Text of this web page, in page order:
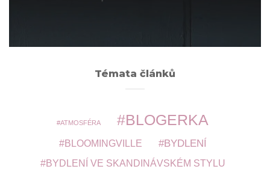
Témata článků
ATMOSFÉRA BLOGERKA
BLOOMINGVILLE BYDLENÍ
BYDLENÍ VE SKANDINÁVSKÉM STYLU